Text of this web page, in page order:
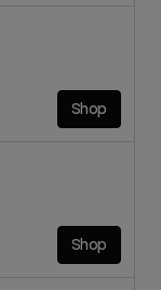
Shop
Shop